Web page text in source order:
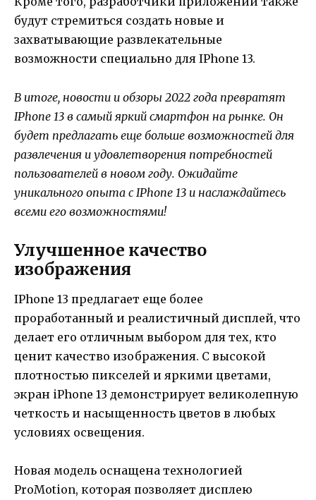
будут стремиться создать новые и
захватывающие развлекательные
возможности специально для IPhone 13.
В итоге, новости и обзоры 2022 года превратят
IPhone 13 в самый яркий смартфон на рынке. Он
будет предлагать еще больше возможностей для
развлечения и удовлетворения потребностей
пользователей в новом году. Ожидайте
уникального опыта с IPhone 13 и наслаждайтесь
всеми его возможностями!
Улучшенное качество
изображения
IPhone 13 предлагает еще более
проработанный и реалистичный дисплей, что
делает его отличным выбором для тех, кто
ценит качество изображения. С высокой
плотностью пикселей и яркими цветами,
экран iPhone 13 демонстрирует великолепную
четкость и насыщенность цветов в любых
условиях освещения.
Новая модель оснащена технологией
ProMotion, которая позволяет дисплею